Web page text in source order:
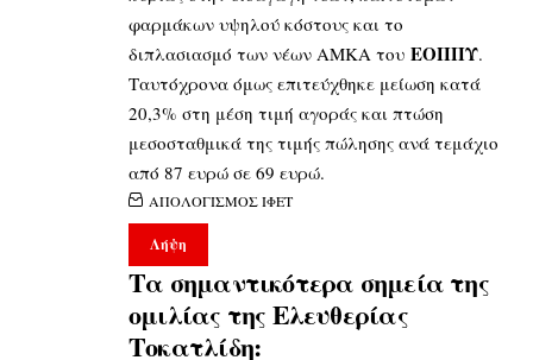
φαρμάκων υψηλού κόστους και το
διπλασιασμό των νέων ΑΜΚΑ του ΕΟΠΠΥ.
Ταυτόχρονα όμως επιτεύχθηκε μείωση κατά
20,3% στη μέση τιμή αγοράς και πτώση
μεσοσταθμικά της τιμής πώλησης ανά τεμάχιο
από 87 ευρώ σε 69 ευρώ.
ΑΠΟΛΟΓΙΣΜΟΣ ΙΦΕΤ
Λήψη
Τα σημαντικότερα σημεία της
ομιλίας της Ελευθερίας
Τοκατλίδη: